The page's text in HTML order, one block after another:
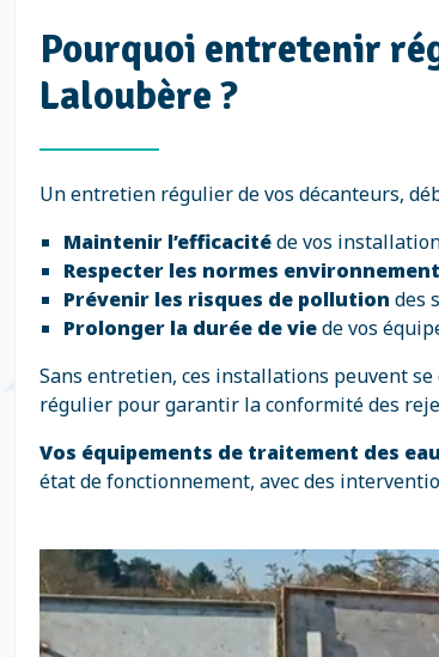
Pourquoi entretenir
Laloubère ?
Un entretien régulier de vos décanteurs,
Maintenir l’efficacitéde vos
Respecter les normes
Prévenir les risques de pollution des
Prolonger la durée de viede vos
Sans entretien, ces installations peuvent
régulier pour garantir la conformité des
Vos équipements de traitement des
état de fonctionnement, avec des